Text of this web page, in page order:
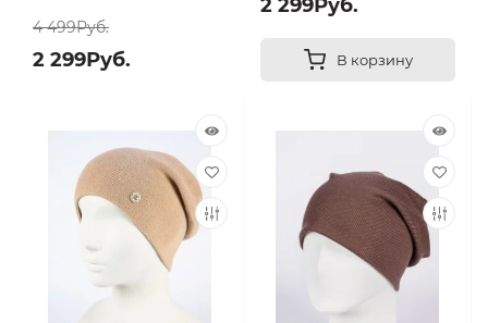
4 499Руб.
2 299Руб.
2 299Руб.
В корзину